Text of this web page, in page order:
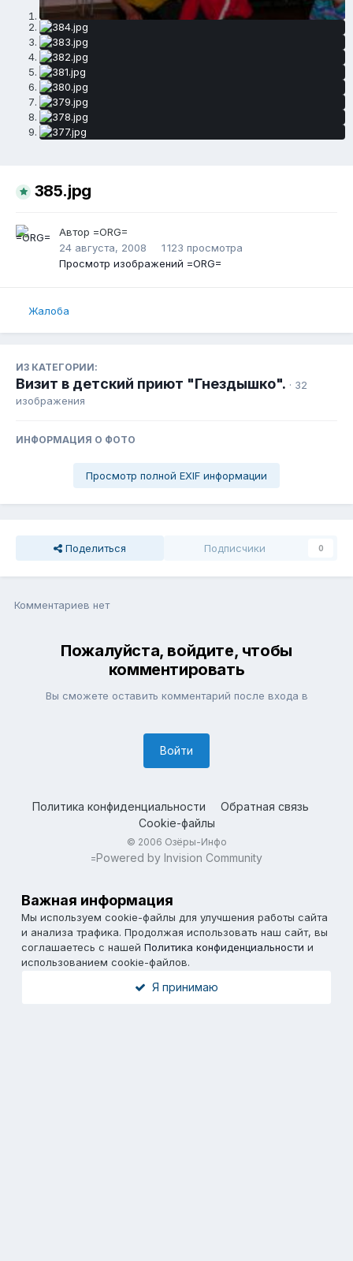
385.jpg
Автор =ORG=
24 августа, 2008
1 123 просмотра
Просмотр изображений =ORG=
Жалоба
ИЗ КАТЕГОРИИ:
Визит в детский приют "Гнездышко". · 32
изображения
ИНФОРМАЦИЯ О ФОТО
Просмотр полной EXIF информации
Поделиться Подписчики 0
Комментариев нет
Пожалуйста, войдите, чтобы
комментировать
Вы сможете оставить комментарий после входа в
Войти
Политика конфиденциальности
Обратная связь
Cookie-файлы
© 2006 Озёры-Инфо
=Powered by Invision Community
Важная информация
Мы используем cookie-файлы для улучшения работы сайта
и анализа трафика. Продолжая использовать наш сайт, вы
соглашаетесь с нашей Политика конфиденциальности и
использованием cookie-файлов.
Я принимаю